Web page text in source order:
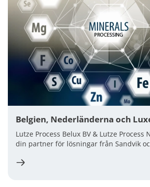
Belgien, Nederländerna och
Lutze Process Belux BV & Lutze Process
din partner för lösningar från Sandvik